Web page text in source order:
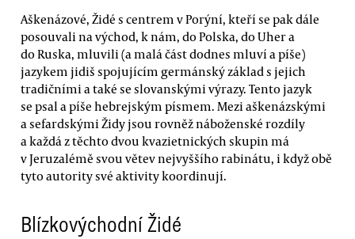
Aškenázové, Židé s centrem v Porýní, kteří se pak dále
posouvali na východ, k nám, do Polska, do Uher a
do Ruska, mluvili (a malá část dodnes mluví a píše)
jazykem jidiš spojujícím germánský základ s jejich
tradičními a také se slovanskými výrazy. Tento jazyk
se psal a píše hebrejským písmem. Mezi aškenázskými
a sefardskými Židy jsou rovněž náboženské rozdíly
a každá z těchto dvou kvazietnických skupin má
v Jeruzalémě svou větev nejvyššího rabinátu, i když obě
tyto autority své aktivity koordinují.
Blízkovýchodní Židé